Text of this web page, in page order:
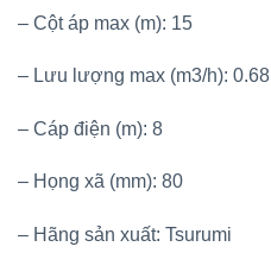
– Cột áp max (m): 15
– Lưu lượng max (m3/h): 0.68
– Cáp điện (m): 8
– Họng xã (mm): 80
– Hãng sản xuất: Tsurumi